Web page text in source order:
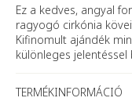
mennyiség
Ez a kedves, angyal
ragyogó cirkónia
Kifinomult ajándék
különleges jelentéssel
TERMÉKINFORMÁCIÓ